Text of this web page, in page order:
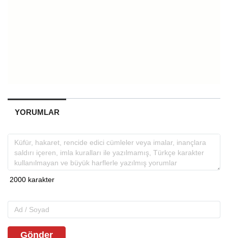
YORUMLAR
Gönder